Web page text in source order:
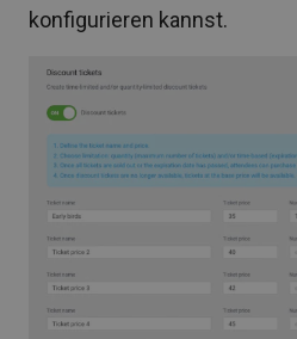
konfigurieren kannst.